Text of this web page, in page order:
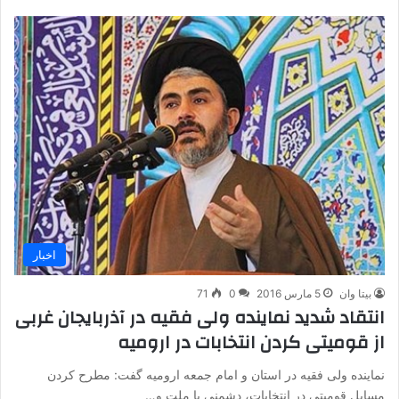
اخبار
بیتا وان 5 مارس 2016 0
71
انتقاد شدید نماینده ولی فقیه در آذربایجان غربی
از قومیتی کردن انتخابات در ارومیه
نماینده ولی فقیه در استان و امام جمعه ارومیه گفت: مطرح کردن
مسایل قومیتی در انتخابات، دشمنی با ملت و…